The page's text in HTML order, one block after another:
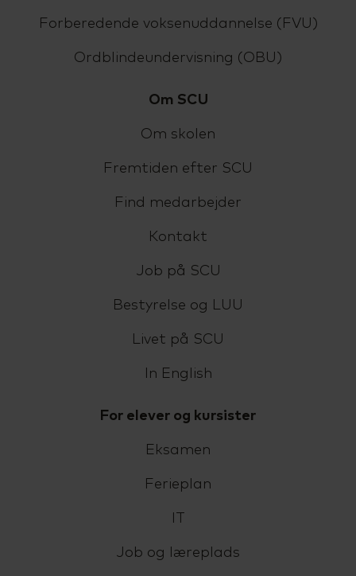
Forberedende voksenuddannelse (FVU)
Ordblindeundervisning (OBU)
Om SCU
Om skolen
Fremtiden efter SCU
Find medarbejder
Kontakt
Job på SCU
Bestyrelse og LUU
Livet på SCU
In English
For elever og kursister
Eksamen
Ferieplan
Job og læreplads